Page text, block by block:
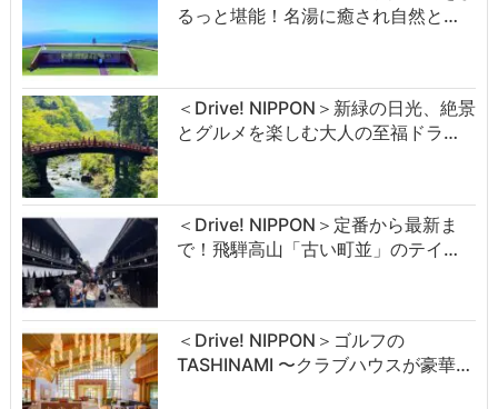
るっと堪能！名湯に癒され自然と…
＜Drive! NIPPON＞新緑の日光、絶景
とグルメを楽しむ大人の至福ドラ…
＜Drive! NIPPON＞定番から最新ま
で！飛騨高山「古い町並」のテイ…
＜Drive! NIPPON＞ゴルフの
TASHINAMI 〜クラブハウスが豪華…